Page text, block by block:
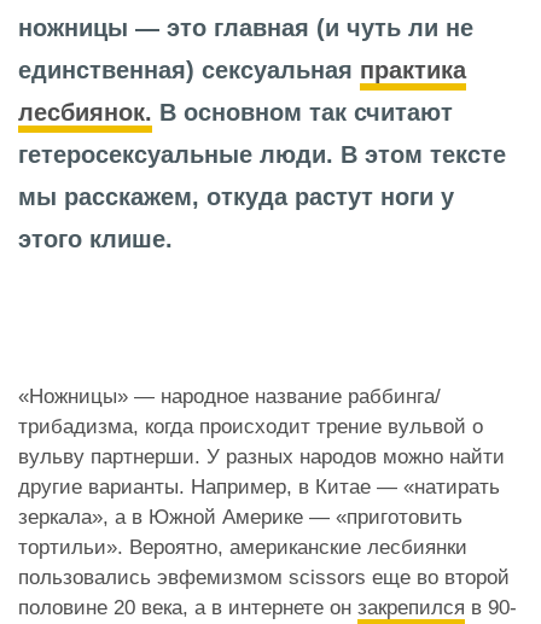
ножницы — это главная (и чуть ли не
единственная) сексуальная практика
лесбиянок. В основном так считают
гетеросексуальные люди. В этом тексте
мы расскажем, откуда растут ноги у
этого клише.
«Ножницы» — народное название раббинга/
трибадизма, когда происходит трение вульвой о
вульву партнерши. У разных народов можно найти
другие варианты. Например, в Китае — «натирать
зеркала», а в Южной Америке — «приготовить
тортильи». Вероятно, американские лесбиянки
пользовались эвфемизмом scissors еще во второй
половине 20 века, а в интернете он закрепился в 90-